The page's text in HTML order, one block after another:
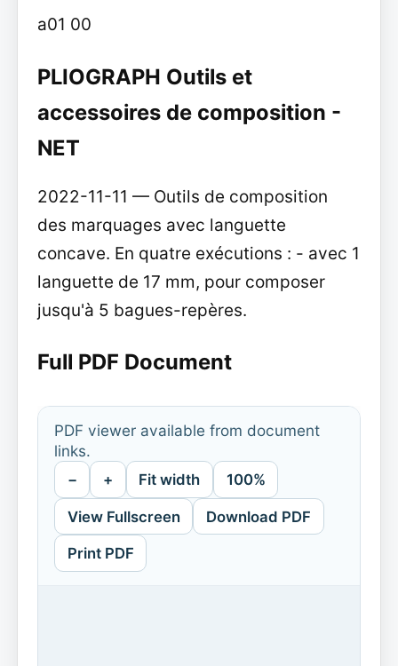
a01 00
PLIOGRAPH Outils et
accessoires de composition -
NET
2022-11-11 — Outils de composition
des marquages avec languette
concave. En quatre exécutions : - avec 1
languette de 17 mm, pour composer
jusqu'à 5 bagues-repères.
Full PDF Document
PDF viewer available from document
links.
− + Fit width 100%
View Fullscreen Download PDF
Print PDF